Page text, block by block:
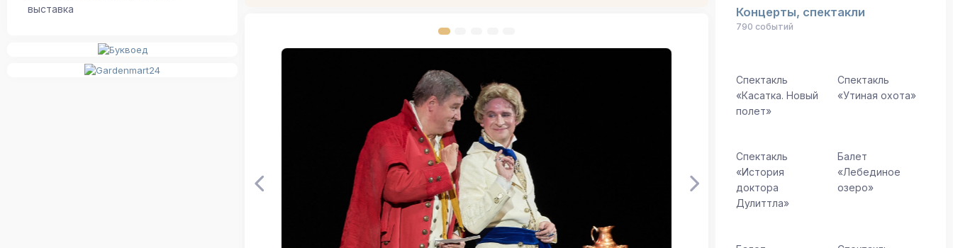
выставка
Концерты, спектакли
790 событий
Спектакль
«Касатка. Новый
полет»
Спектакль
«Утиная охота»
Спектакль
«История
доктора
Дулиттла»
Балет
«Лебединое
озеро»